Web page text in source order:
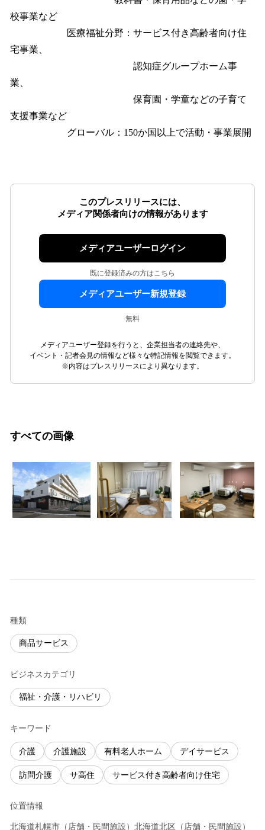
校事業など
医療福祉分野：サービス付き高齢者向け住
宅事業、
認知症グループホーム事
業、
保育園・学童などの子育て
支援事業など
グローバル：150か国以上で活動・事業展開
このプレスリリースには、
メディア関係者向けの情報があります
メディアユーザーログイン
既に登録済みの方はこちら
メディアユーザー新規登録
無料
メディアユーザー登録を行うと、企業担当者の連絡先や、
イベント・記者会見の情報など様々な特記情報を閲覧できます。
※内容はプレスリリースにより異なります。
すべての画像
種類
商品サービス
ビジネスカテゴリ
福祉・介護・リハビリ
キーワード
介護 介護施設 有料老人ホーム デイサービス
訪問介護 サ高住 サービス付き高齢者向け住宅
位置情報
北海道札幌市 （ 店舗・民間施設 ） 北海道北区 （ 店舗・民間施設 ）